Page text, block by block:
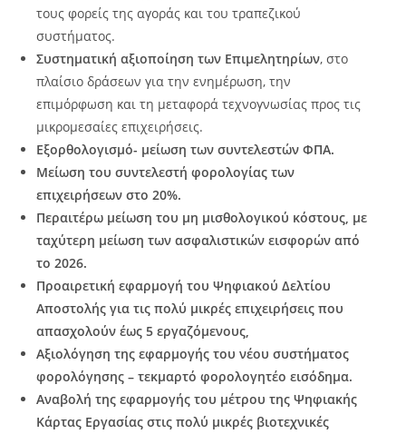
τους φορείς της αγοράς και του τραπεζικού
συστήματος.
Συστηματική αξιοποίηση των Επιμελητηρίων, στο
πλαίσιο δράσεων για την ενημέρωση, την
επιμόρφωση και τη μεταφορά τεχνογνωσίας προς τις
μικρομεσαίες επιχειρήσεις.
Εξορθολογισμό- μείωση των συντελεστών ΦΠΑ.
Μείωση του συντελεστή φορολογίας των
επιχειρήσεων στο 20%.
Περαιτέρω μείωση του μη μισθολογικού κόστους, με
ταχύτερη μείωση των ασφαλιστικών εισφορών από
το 2026.
Προαιρετική εφαρμογή του Ψηφιακού Δελτίου
Αποστολής για τις πολύ μικρές επιχειρήσεις που
απασχολούν έως 5 εργαζόμενους,
Αξιολόγηση της εφαρμογής του νέου συστήματος
φορολόγησης – τεκμαρτό φορολογητέο εισόδημα.
Αναβολή της εφαρμογής του μέτρου της Ψηφιακής
Κάρτας Εργασίας στις πολύ μικρές βιοτεχνικές